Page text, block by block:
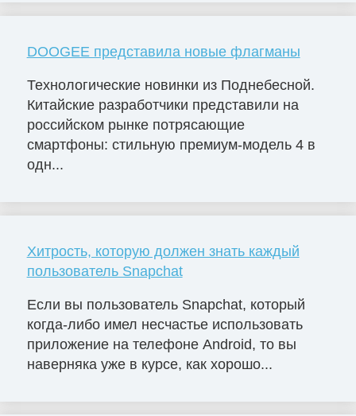
DOOGEE представила новые флагманы
Технологические новинки из Поднебесной.
Китайские разработчики представили на
российском рынке потрясающие
смартфоны: стильную премиум-модель 4 в
одн...
Хитрость, которую должен знать каждый
пользователь Snapchat
Если вы пользователь Snapchat, который
когда-либо имел несчастье использовать
приложение на телефоне Android, то вы
наверняка уже в курсе, как хорошо...